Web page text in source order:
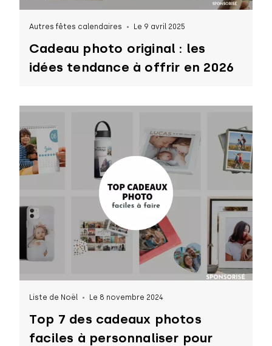
Autres fêtes calendaires Le 9 avril 2025
Cadeau photo original : les
idées tendance à offrir en 2026
Liste de Noël Le 8 novembre 2024
Top 7 des cadeaux photos
faciles à personnaliser pour